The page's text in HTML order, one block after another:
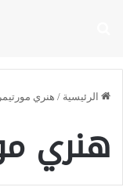
الرئيسية / هنري
هنري